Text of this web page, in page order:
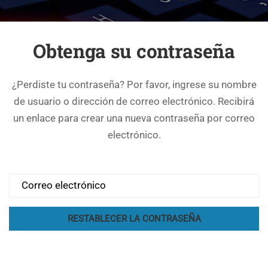
Obtenga su contraseña
¿Perdiste tu contraseña? Por favor, ingrese su nombre
de usuario o dirección de correo electrónico. Recibirá
un enlace para crear una nueva contraseña por correo
electrónico.